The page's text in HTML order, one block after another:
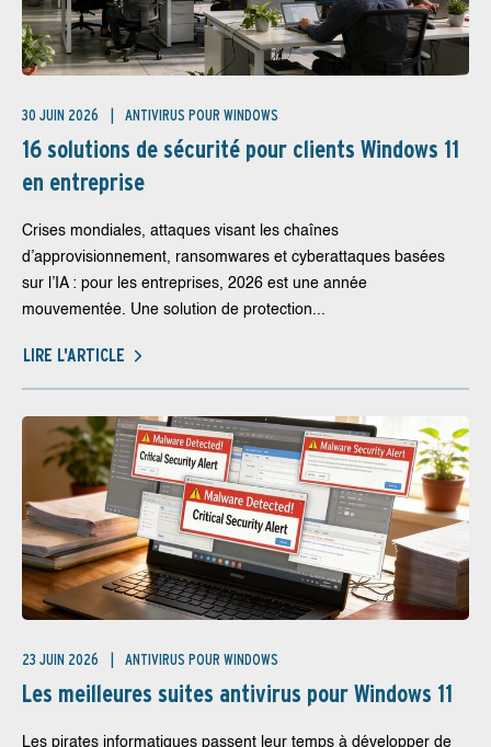
30 JUIN 2026 ANTIVIRUS POUR WINDOWS
16 solutions de sécurité pour clients Windows 11
en entreprise
Crises mondiales, attaques visant les chaînes
d’approvisionnement, ransomwares et cyberattaques basées
sur l’IA : pour les entreprises, 2026 est une année
mouvementée. Une solution de protection...
LIRE L'ARTICLE
23 JUIN 2026 ANTIVIRUS POUR WINDOWS
Les meilleures suites antivirus pour Windows 11
Les pirates informatiques passent leur temps à développer de